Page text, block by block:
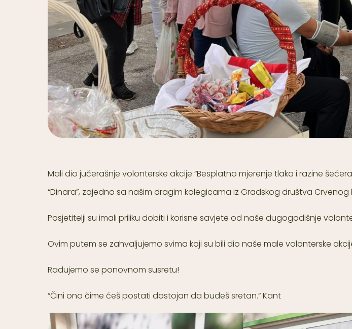
Mali dio jučerašnje volonterske akcije “Besplatno mjerenje tlaka i razine
“Dinara”, zajedno sa našim dragim kolegicama iz Gradskog društva Crvenog
Posjetitelji su imali priliku dobiti i korisne savjete od naše dugogodišnje
Ovim putem se zahvaljujemo svima koji su bili dio naše male volonterske
Radujemo se ponovnom susretu!
“Čini ono čime ćeš postati dostojan da budeš sretan.“ Kant